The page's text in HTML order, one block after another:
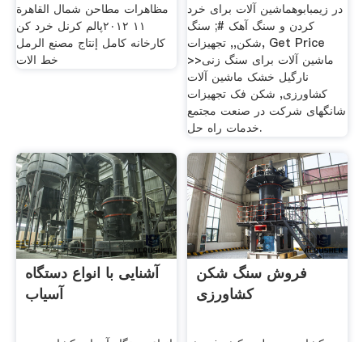
مظاهرات مطاحن شمال القاهرة
١١ ٢٠١٢پالم کرنل خرد کن
کارخانه كامل إنتاج مصنع الرمل
خط الات
در زیمبابوهماشین آلات برای خرد
کردن و سنگ آهک #; سنگ
شکن,, تجهیزات, Get Price
>>ماشین آلات برای سنگ زنی
نارگیل خشک ماشین آلات
کشاورزی, شکن فک تجهیزات
شانگهای شرکت در صنعت مجتمع
خدمات راه حل.
آشنایی با انواع دستگاه
آسیاب
فروش سنگ شکن
کشاورزی